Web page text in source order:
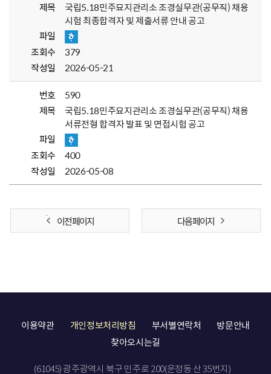
제목
국립5.18민주묘지관리소 조경실무관(공무직) 채용
시험 최종합격자 및 제출서류 안내 공고
파일
조회수
379
작성일
2026-05-21
번호
590
제목
국립5.18민주묘지관리소 조경실무관(공무직) 채용
서류전형 합격자 발표 및 면접시험 공고
파일
조회수
400
작성일
2026-05-08
이전 페이지 다음 페이지
이용약관 개인정보처리방침 부서별연락처
방문안내
찾아오시는길
(61045) 광주광역시 북구 민주로 200(운정동 산 35번지)